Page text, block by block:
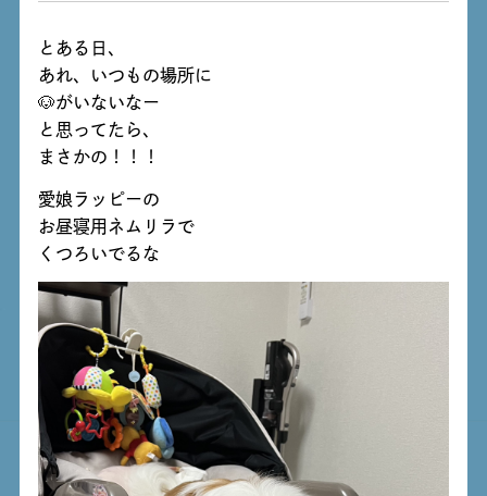
とある日、
あれ、いつもの場所に
🐶がいないなー
と思ってたら、
まさかの！！！
愛娘ラッピーの
お昼寝用ネムリラで
くつろいでるな